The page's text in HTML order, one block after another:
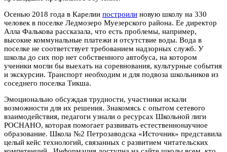
Осенью 2018 года в Карелии построили новую школу на 330
человек в поселке Ледмозеро Муезерского района. Ее директор
Алла Фалькова рассказала, что есть проблемы, например,
высокие коммунальные платежи и отсутствие воды. Вода в
поселке не соответствует требованием надзорных служб. У
школы до сих пор нет собственного автобуса, на котором
ученики могли бы выехать на соревнования, культурные события
и экскурсии. Транспорт необходим и для подвоза школьников из
соседнего поселка Тикша.
Эмоционально обсуждая трудности, участники искали
возможности для их решения. Знакомясь с опытом сетевого
взаимодействия, педагоги узнали о ресурсах Школьной лиги
РОСНАНО, которая помогает развивать естественнонаучное
образование. Школа №2 Петрозаводска «Источник» представила
целый кейс технологий, связанных с развитием читательских